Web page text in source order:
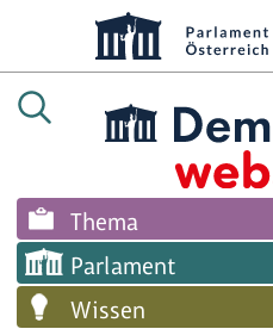
Thema
Parlament
Wissen